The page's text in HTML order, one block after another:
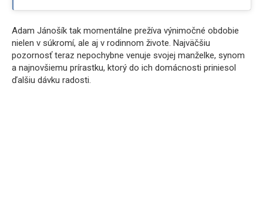
Adam Jánošík tak momentálne prežíva výnimočné obdobie
nielen v súkromí, ale aj v rodinnom živote. Najväčšiu
pozornosť teraz nepochybne venuje svojej manželke, synom
a najnovšiemu prírastku, ktorý do ich domácnosti priniesol
ďalšiu dávku radosti.